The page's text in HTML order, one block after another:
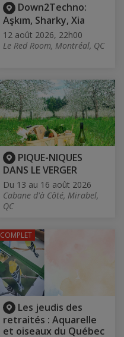
Down2Techno:
Aşkım, Sharky, Xia
12 août 2026, 22h00
Le Red Room, Montréal, QC
PIQUE-NIQUES
DANS LE VERGER
Du 13 au 16 août 2026
Cabane d'à Côté, Mirabel,
QC
Les jeudis des
retraités : Aquarelle
et oiseaux du Québec
COMPLET